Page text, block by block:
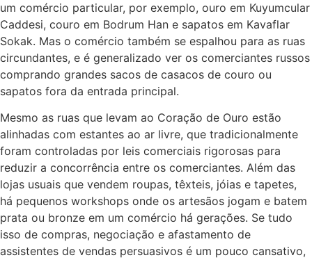
um comércio particular, por exemplo, ouro em Kuyumcular
Caddesi, couro em Bodrum Han e sapatos em Kavaflar
Sokak. Mas o comércio também se espalhou para as ruas
circundantes, e é generalizado ver os comerciantes russos
comprando grandes sacos de casacos de couro ou
sapatos fora da entrada principal.
Mesmo as ruas que levam ao Coração de Ouro estão
alinhadas com estantes ao ar livre, que tradicionalmente
foram controladas por leis comerciais rigorosas para
reduzir a concorrência entre os comerciantes. Além das
lojas usuais que vendem roupas, têxteis, jóias e tapetes,
há pequenos workshops onde os artesãos jogam e batem
prata ou bronze em um comércio há gerações. Se tudo
isso de compras, negociação e afastamento de
assistentes de vendas persuasivos é um pouco cansativo,